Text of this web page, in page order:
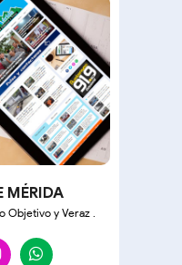
MÉRIDA
Objetivo y Veraz .